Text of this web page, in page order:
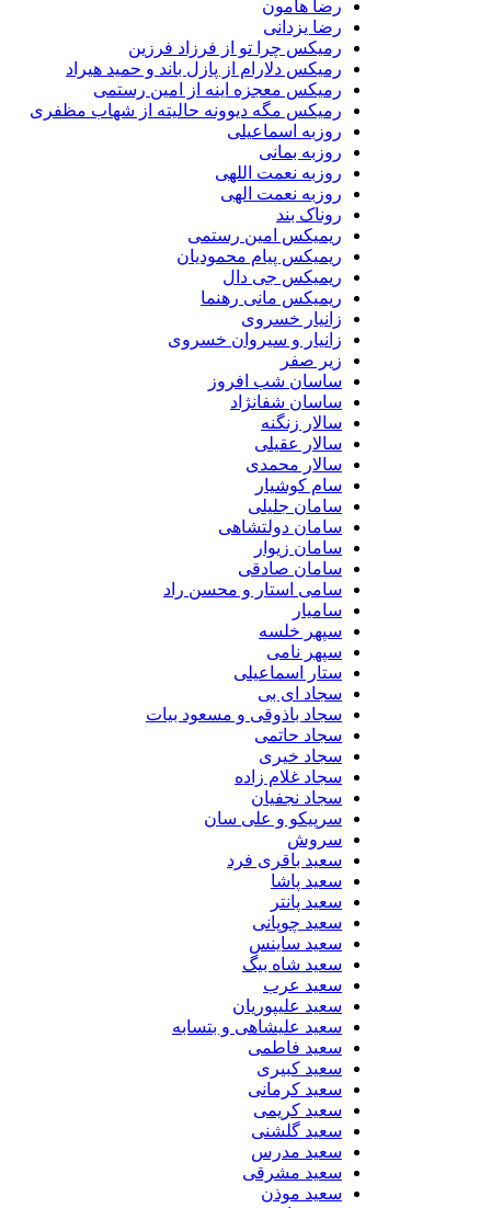
رضا هامون
رضا یزدانی
رمیکس چرا تو از فرزاد فرزین
رمیکس دلارام از پازل باند و حمید هیراد
رمیکس معجزه اینه از امین رستمی
رمیکس مگه دیوونه حالیته از شهاب مظفری
روزبه اسماعیلی
روزبه بمانی
روزبه نعمت اللهی
روزبه نعمت الهی
روناک بند
ریمیکس امین رستمی
ریمیکس پیام محمودیان
ریمیکس جی دال
ریمیکس مانی رهنما
زانیار خسروی
زانیار و سیروان خسروی
زیر صفر
ساسان شب افروز
ساسان شفانژاد
سالار زنگنه
سالار عقیلی
سالار محمدی
سام کوشیار
سامان جلیلی
سامان دولتشاهی
سامان زیوار
سامان صادقی
سامی استار و محسن راد
سامیار
سپهر خلسه
سپهر نامی
ستار اسماعیلی
سجاد ای بی
سجاد باذوقی و مسعود بیات
سجاد حاتمی
سجاد خیری
سجاد غلام زاده
سجاد نجفیان
سرپیکو و علی سان
سروش
سعید باقری فرد
سعید پاشا
سعید پانتر
سعید چوپانی
سعید ساینس
سعید شاه بیگ
سعید عرب
سعید علیپوریان
سعید علیشاهی و بتسابه
سعید فاطمی
سعید کبیری
سعید کرمانی
سعید کریمی
سعید گلشنی
سعید مدرس
سعید مشرقی
سعید موذن